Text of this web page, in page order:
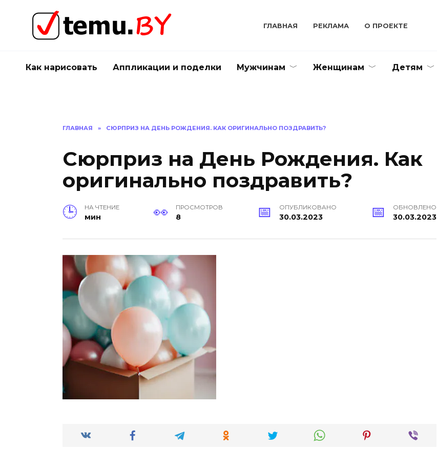
содержанию
ГЛАВНАЯ РЕКЛАМА О ПРОЕКТЕ
Как нарисовать Аппликации и поделки Мужчинам Женщинам Детям
ГЛАВНАЯ » СЮРПРИЗ НА ДЕНЬ РОЖДЕНИЯ. КАК ОРИГИНАЛЬНО ПОЗДРАВИТЬ?
Сюрприз на День Рождения. Как
оригинально поздравить?
НА ЧТЕНИЕ
мин
ПРОСМОТРОВ
8
ОПУБЛИКОВАНО
30.03.2023
ОБНОВЛЕНО
30.03.2023